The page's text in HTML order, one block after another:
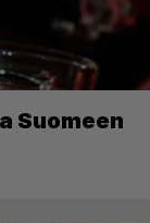
Suomeen